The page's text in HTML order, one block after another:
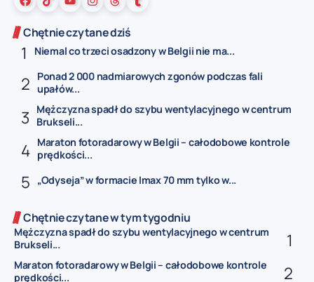
Chętnie czytane dziś
Niemal co trzeci osadzony w Belgii nie ma...
Ponad 2 000 nadmiarowych zgonów podczas fali
upałów...
Mężczyzna spadł do szybu wentylacyjnego w centrum
Brukseli...
Maraton fotoradarowy w Belgii – całodobowe kontrole
prędkości...
„Odyseja” w formacie Imax 70 mm tylko w...
Chętnie czytane w tym tygodniu
Mężczyzna spadł do szybu wentylacyjnego w centrum
Brukseli...
Maraton fotoradarowy w Belgii – całodobowe kontrole
prędkości...